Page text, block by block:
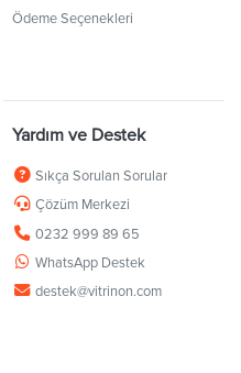
Ödeme Seçenekleri
Yardım ve Destek
Sıkça Sorulan Sorular
Çözüm Merkezi
0232 999 89 65
WhatsApp Destek
destek@vitrinon.com